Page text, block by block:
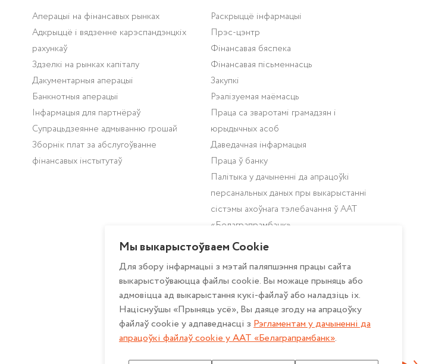
Аперацыі на фінансавых рынках
Адкрыццё і вядзенне карэспандэнцкіх
рахункаў
Здзелкі на рынках капіталу
Дакументарныя аперацыі
Банкнотныя аперацыі
Інфармацыя для партнёраў
Супрацьдзеянне адмыванню грошай
Зборнік плат за абслугоўванне
фінансавых інстытутаў
Раскрыццё інфармацыі
Прэс-цэнтр
Фінансавая бяспека
Фінансавая пісьменнасць
Закупкі
Рэалізуемая маёмасць
Праца са зваротамі грамадзян і
юрыдычных асоб
Даведачная інфармацыя
Праца ў банку
Палітыка у дачыненнi да апрацоўki
персанальных даных пры выкарыстаннi
сiстэмы ахоўнага тэлебачання ў ААТ
«Белаграпрамбанк»
Палітыка ААТ «Белаграпрамбанк» у
даных
Апісанне і налада файлаў cookie
Рэгламент у дачыненні да апрацоўкі
файлаў cookie ў ААТ «Белаграпрамбанк»
Палiтыка прыватнасцi для мабільных
Мы выкарыстоўваем Cookie
Для збору інфармацыі з мэтай паляпшэння працы сайта
выкарыстоўваюцца файлы cookie. Вы можаце прыняць або
адмовіцца ад выкарыстання кукі-файлаў або наладзіць іх.
Націснуўшы «Прыняць усё», Вы даяце згоду на апрацоўку
файлаў cookie у адпаведнасці з Рэгламентам у дачыненнi да
апрацоўкі файлаў cookie у ААТ «Белаграпрамбанк».